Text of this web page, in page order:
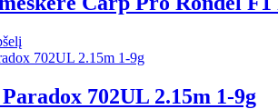
702UL 2.15m 1-9g